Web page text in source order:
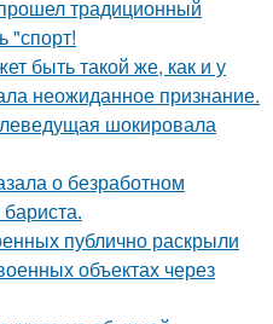
традиционный
"спорт!
быть такой же, как и у
неожиданное признание.
шокировала
о безработном
публично раскрыли
объектах через